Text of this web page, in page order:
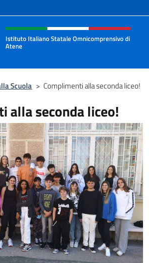
sito, social e menù
Istituto Italiano Statale Omnicomprensivo di
Atene
Scuola > Complimenti alla seconda liceo!
alla seconda liceo!